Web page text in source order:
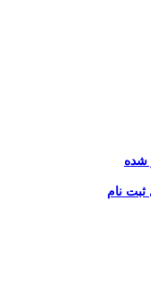
شده
ثبت نام